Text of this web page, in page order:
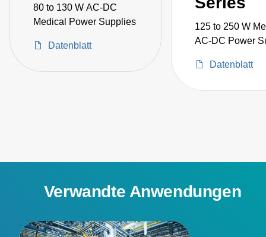
80 to 130 W AC-DC
Medical Power Supplies
Datenblatt
125 to 250 W
AC-DC Power
Datenblatt
Verwandte Anwendungen